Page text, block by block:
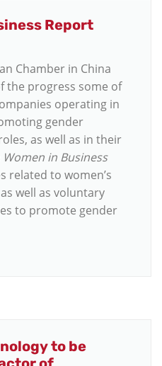
Report
Chamber in China
the progress some of
operating in
gender
as well as in their
Women in Business
related to women’s
well as voluntary
to promote gender
to be